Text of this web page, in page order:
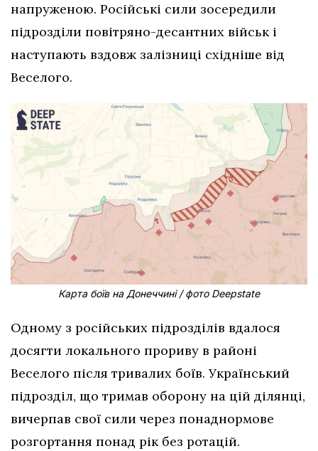
напруженою. Російські сили зосередили
підрозділи повітряно-десантних військ і
наступають вздовж залізниці східніше від
Веселого.
Карта боїв на Донеччині / фото Deepstate
Одному з російських підрозділів вдалося
досягти локального прориву в районі
Веселого після тривалих боїв. Український
підрозділ, що тримав оборону на цій ділянці,
вичерпав свої сили через понаднормове
розгортання понад рік без ротацій.